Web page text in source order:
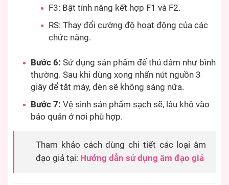
F3: Bật tính năng kết hợp F1 và F2.
RS: Thay đổi cường độ hoạt động của các
chức năng.
Bước 6: Sử dụng sản phẩm để thủ dâm như bình
thường. Sau khi dùng xong nhấn nút nguồn 3
giây để tắt máy, đèn sẽ không sáng nữa.
Bước 7: Vệ sinh sản phẩm sạch sẽ, lâu khô vào
bảo quản ở nơi phù hợp.
Tham khảo cách dùng chi tiết các loại âm
đạo giả tại: Hướng dẫn sử dụng âm đạo giả